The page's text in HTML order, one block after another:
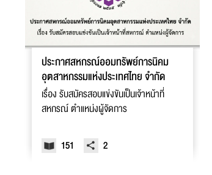
ประกาศสหกรณ์ออมทรัพย์การนิคม
อุตสาหกรรมแห่งประเทศไทย จํากัด
เรื่อง รับสมัครสอบแข่งขันเป็นเจ้าหน้าที่
สหกรณ์ ตําแหน่งผู้จัดการ
151 2